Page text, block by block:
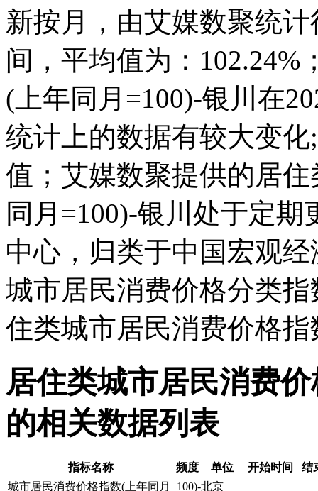
新按月，由艾媒数聚统计
间，平均值为：
(上年同月=100)-银川在
统计上的数据有较大变
值；艾媒数聚提供的居
同月=100)-银川处于定
中心，归类于中国宏观
城市居民消费价格分类
住类城市居民消费价格
居住类城市居民消费
的相关数据列表
指标名称 频度 单位 开始时间
结
城市居民消费价格指数(上年同月=100)-北京